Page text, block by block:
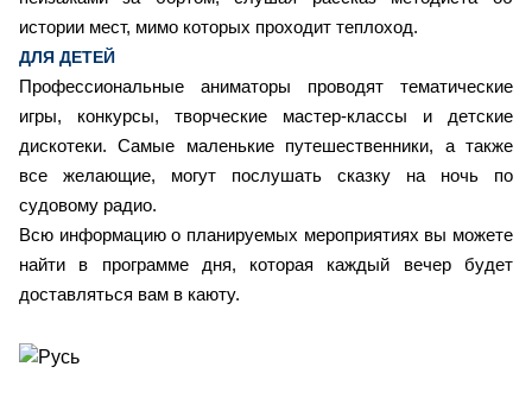
истории мест, мимо которых проходит теплоход.
ДЛЯ ДЕТЕЙ
Профессиональные аниматоры проводят тематические
игры, конкурсы, творческие мастер-классы и детские
дискотеки. Самые маленькие путешественники, а также
все желающие, могут послушать сказку на ночь по
судовому радио.
Всю информацию о планируемых мероприятиях вы можете
найти в программе дня, которая каждый вечер будет
доставляться вам в каюту.